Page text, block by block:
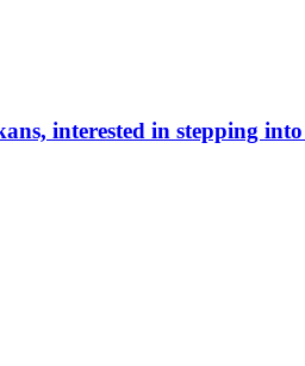
interested in stepping